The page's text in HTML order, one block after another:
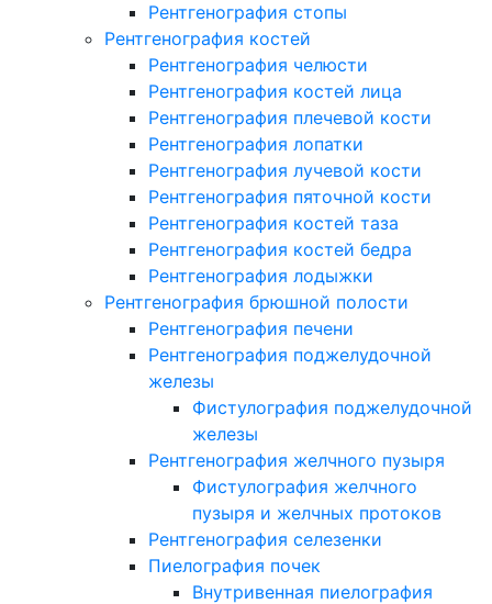
Рентгенография стопы
Рентгенография костей
Рентгенография челюсти
Рентгенография костей лица
Рентгенография плечевой кости
Рентгенография лопатки
Рентгенография лучевой кости
Рентгенография пяточной кости
Рентгенография костей таза
Рентгенография костей бедра
Рентгенография лодыжки
Рентгенография брюшной полости
Рентгенография печени
Рентгенография поджелудочной
железы
Фистулография поджелудочной
железы
Рентгенография желчного пузыря
Фистулография желчного
пузыря и желчных протоков
Рентгенография селезенки
Пиелография почек
Внутривенная пиелография